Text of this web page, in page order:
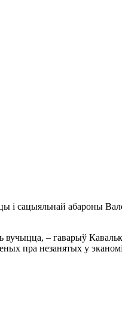
і сацыяльнай абароны
– гаварыў
пра незанятых у